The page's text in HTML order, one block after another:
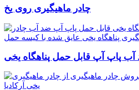
چادر ماهیگیری روی یخ